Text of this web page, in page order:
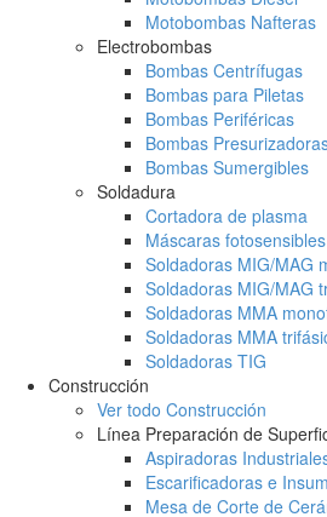
Motobombas Nafteras
Electrobombas
Bombas Centrífugas
Bombas para Piletas
Bombas Periféricas
Bombas
Bombas Sumergibles
Soldadura
Cortadora de plasma
Máscaras fotosensibles
Soldadoras MIG/MAG
Soldadoras MIG/MAG
Soldadoras MMA
Soldadoras MMA
Soldadoras TIG
Construcción
Ver todo Construcción
Línea Preparación de
Aspiradoras
Escarificadoras e
Mesa de Corte de